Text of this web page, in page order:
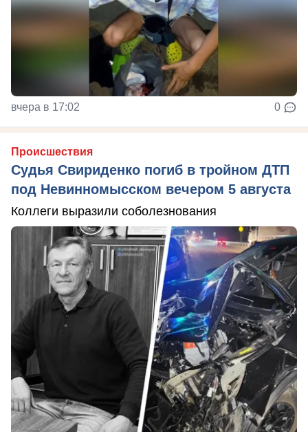
вчера в 17:02 0
Происшествия
Судья Свириденко погиб в тройном ДТП
под Невинномысском вечером 5 августа
Коллеги выразили соболезнования